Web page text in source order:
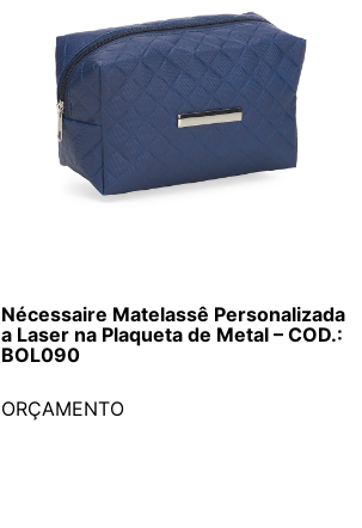
Nécessaire Matelassê Personalizada
a Laser na Plaqueta de Metal – COD.:
BOL090
ORÇAMENTO